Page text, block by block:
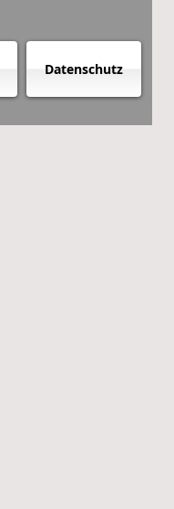
Datenschutz